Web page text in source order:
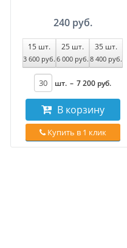
240 руб.
15 шт.
3 600 руб.
25 шт.
6 000 руб.
35 шт.
8 400 руб.
шт. – 7 200 руб.
В корзину
Купить в 1 клик